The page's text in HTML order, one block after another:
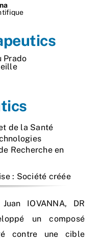
Prado
de la Santé
Recherche en
: Société créée
IOVANNA, DR
un composé
contre une cible